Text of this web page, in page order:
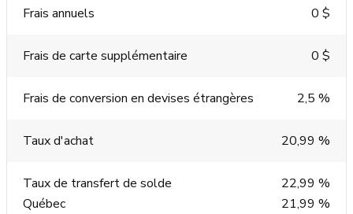
Frais annuels 0 $
Frais de carte supplémentaire 0 $
Frais de conversion en devises étrangères 2,5 %
Taux d'achat 20,99 %
Taux de transfert de solde
22,99 %
Québec
21,99 %